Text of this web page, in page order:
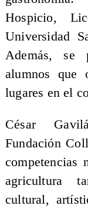
Hospicio,
Universidad
Además, se
alumnos que
lugares en el
César
Fundación
competencias
agricultura
cultural,